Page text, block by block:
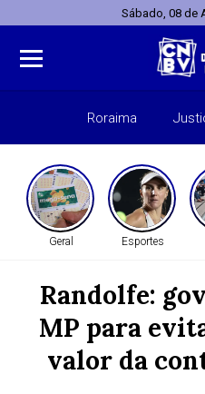
Sábado, 08 de
Roraima
Geral Esportes
Randolfe:
MP para
valor da